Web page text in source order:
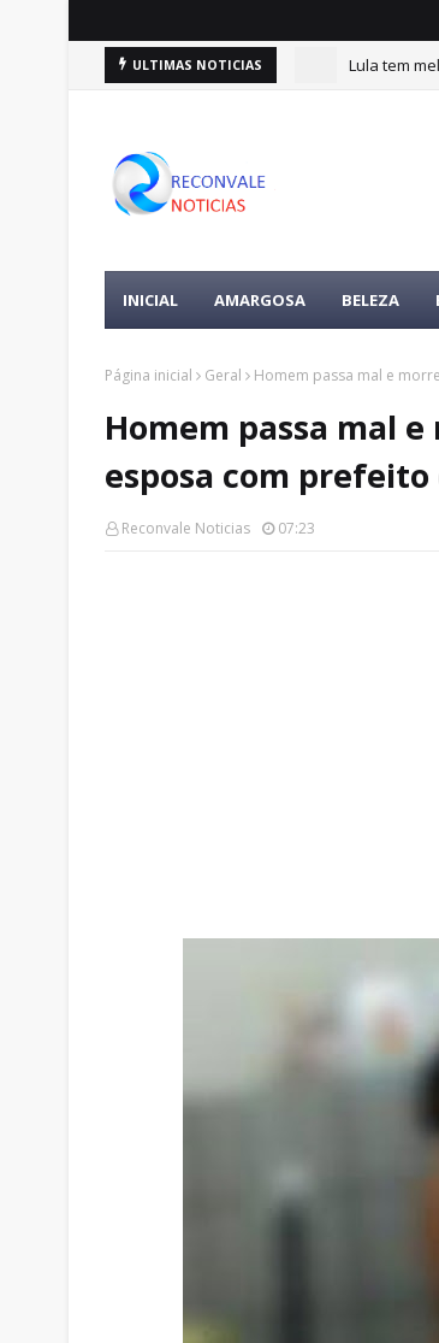
ULTIMAS NOTICIAS Lula tem
INICIAL AMARGOSA BELEZA
Página inicial Geral Homem passa mal e
Homem passa mal
esposa com prefeito
Reconvale Noticias 07:23